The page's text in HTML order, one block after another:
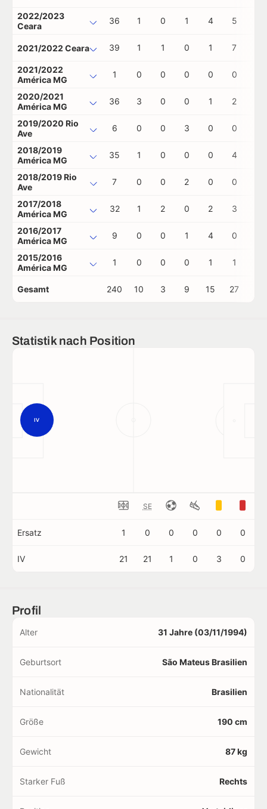
2022/2023
Ceara
36 1 0 1 4 5
2021/2022 Ceara 39 1 1 0 1 7
2021/2022
América MG
1 0 0 0 0 0
2020/2021
América MG
36 3 0 0 1 2
2019/2020 Rio
Ave
6 0 0 3 0 0
2018/2019
América MG
35 1 0 0 0 4
2018/2019 Rio
Ave
7 0 0 2 0 0
2017/2018
América MG
32 1 2 0 2 3
2016/2017
América MG
9 0 0 1 4 0
2015/2016
América MG
1 0 0 0 1 1
Gesamt 240 10 3 9 15 27
Statistik nach Position
IV
SE
Ersatz 1 0 0 0 0 0
IV 21 21 1 0 3 0
Profil
Alter 31 Jahre (03/11/1994)
Geburtsort São Mateus Brasilien
Nationalität Brasilien
Größe 190 cm
Gewicht 87 kg
Starker Fuß Rechts